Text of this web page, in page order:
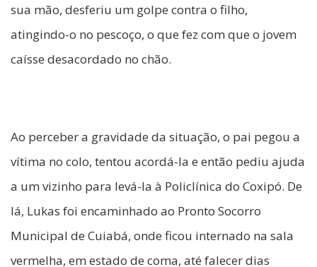
sua mão, desferiu um golpe contra o filho,
atingindo-o no pescoço, o que fez com que o jovem
caísse desacordado no chão.
Ao perceber a gravidade da situação, o pai pegou a
vítima no colo, tentou acordá-la e então pediu ajuda
a um vizinho para levá-la à Policlínica do Coxipó. De
lá, Lukas foi encaminhado ao Pronto Socorro
Municipal de Cuiabá, onde ficou internado na sala
vermelha, em estado de coma, até falecer dias